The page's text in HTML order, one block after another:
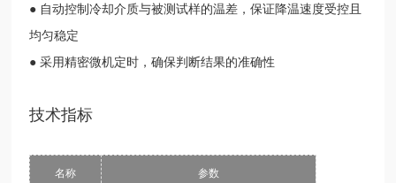
● 自动控制冷却介质与被测试样的温差，保证降温速度受控且
均匀稳定
● 采用精密微机定时，确保判断结果的准确性
技术指标
名称 参数